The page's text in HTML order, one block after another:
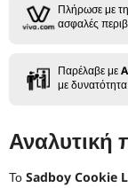
Πλήρωσε με
ασφαλές
Παρέλαβε με
με
Αναλυτική
Το Sadboy Cookie